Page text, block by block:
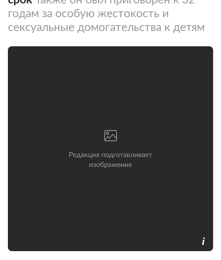
годам за особую жестокость и
сексуальные домогательства к детям